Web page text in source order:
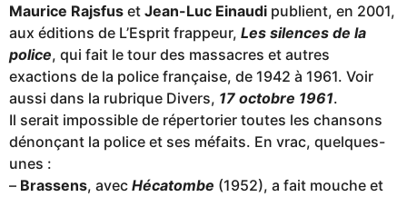
Maurice Rajsfus et Jean-Luc Einaudi publient, en 2001,
aux éditions de L’Esprit frappeur, Les silences de la
police, qui fait le tour des massacres et autres
exactions de la police française, de 1942 à 1961. Voir
aussi dans la rubrique Divers, 17 octobre 1961.
Il serait impossible de répertorier toutes les chansons
dénonçant la police et ses méfaits. En vrac, quelques-
unes :
– Brassens, avec Hécatombe (1952), a fait mouche et